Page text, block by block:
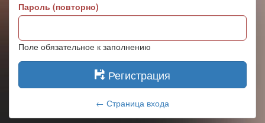
Пароль (повторно)
Поле обязательное к заполнению
Регистрация
← Страница входа